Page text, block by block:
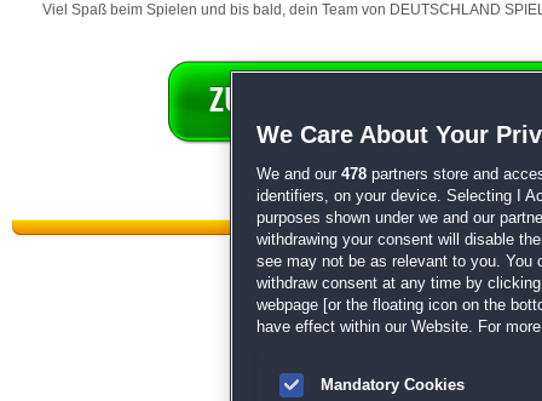
Viel Spaß beim Spielen und bis bald, dein Team von DEUTSCHLAND
Datenschutz| AGB|Impressum
We Care About Your
We and our 478 partners store and
identifiers, on your device. Selecting I
purposes shown under we and our
withdrawing your consent will disable
see may not be as relevant to you. You
withdraw consent at any time by
webpage [or the floating icon on the
have effect within our Website. For
Mandatory Cookies